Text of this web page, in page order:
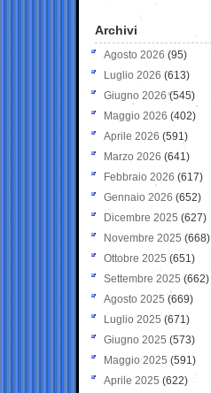
Archivi
Agosto 2026 (95)
Luglio 2026 (613)
Giugno 2026 (545)
Maggio 2026 (402)
Aprile 2026 (591)
Marzo 2026 (641)
Febbraio 2026 (617)
Gennaio 2026 (652)
Dicembre 2025 (627)
Novembre 2025 (668)
Ottobre 2025 (651)
Settembre 2025 (662)
Agosto 2025 (669)
Luglio 2025 (671)
Giugno 2025 (573)
Maggio 2025 (591)
Aprile 2025 (622)